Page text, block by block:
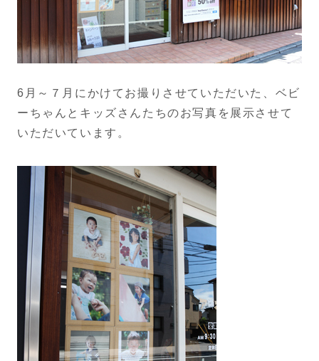
6月～７月にかけてお撮りさせていただいた、ベビ
ーちゃんとキッズさんたちのお写真を展示させて
いただいています。